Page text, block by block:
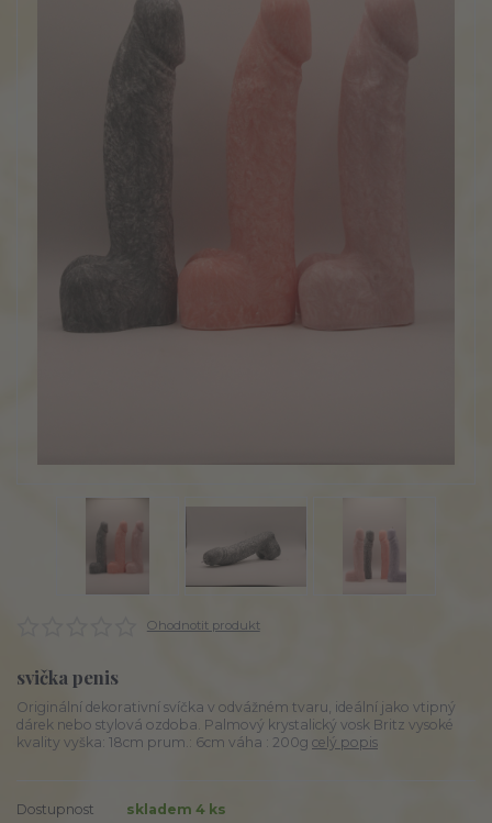
Ohodnotit produkt
svička penis
Originální dekorativní svíčka v odvážném tvaru, ideální jako vtipný
dárek nebo stylová ozdoba. Palmový krystalický vosk Britz vysoké
kvality vyška: 18cm prum.: 6cm váha : 200g celý popis
Dostupnost
skladem 4 ks